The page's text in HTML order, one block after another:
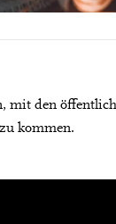
mit den
kommen.